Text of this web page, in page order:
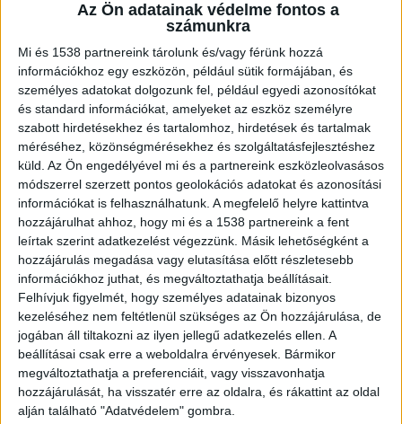
Az Ön adatainak védelme fontos a
számunkra
Mi és 1538 partnereink tárolunk és/vagy férünk hozzá
információkhoz egy eszközön, például sütik formájában, és
személyes adatokat dolgozunk fel, például egyedi azonosítókat
és standard információkat, amelyeket az eszköz személyre
szabott hirdetésekhez és tartalomhoz, hirdetések és tartalmak
méréséhez, közönségmérésekhez és szolgáltatásfejlesztéshez
küld. Az Ön engedélyével mi és a partnereink eszközleolvasásos
módszerrel szerzett pontos geolokációs adatokat és azonosítási
információkat is felhasználhatunk. A megfelelő helyre kattintva
hozzájárulhat ahhoz, hogy mi és a 1538 partnereink a fent
leírtak szerint adatkezelést végezzünk. Másik lehetőségként a
hozzájárulás megadása vagy elutasítása előtt részletesebb
információkhoz juthat, és megváltoztathatja beállításait.
Felhívjuk figyelmét, hogy személyes adatainak bizonyos
kezeléséhez nem feltétlenül szükséges az Ön hozzájárulása, de
jogában áll tiltakozni az ilyen jellegű adatkezelés ellen. A
beállításai csak erre a weboldalra érvényesek. Bármikor
megváltoztathatja a preferenciáit, vagy visszavonhatja
hozzájárulását, ha visszatér erre az oldalra, és rákattint az oldal
alján található "Adatvédelem" gombra.
Eltávolította a fémzárat
A megbízott férfi 2016-ban a fogyasztásmérőn
elhelyezett hitelesítő fémzárat és a hitelesítő
lenyomatot is eltávolította a fogyasztásmérőről,
majd egy másik plombát és hitelesítő
lenyomatot helyezett el a mérőn azt a látszatot
keltve, mintha azt a gázszolgáltató munkatársa
jogszerűen cserélte volna,írja az ügyészség.
Nem fizetett a gázért
Ezzel a módszerrel a 66 éves siófoki férfi 2011 és
2019 között úgy fogyaszthatta a földgázt, hogy
azért soha nem fizetett semmit. Az ügyészség
szerint az évek során a férfi 14.000 m3 földgázt